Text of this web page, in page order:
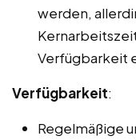
werden,
Verfügbarkeit
Verfügbarkeit:
Regelmäßige